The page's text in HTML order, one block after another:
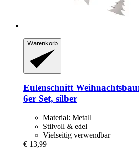
Warenkorb
Eulenschnitt
6er Set, silber
Material: Metall
Stilvoll & edel
Vielseitig verwendbar
€ 13,99